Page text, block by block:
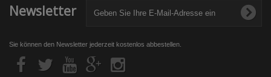
Newsletter
Sie können den Newsletter jederzeit kostenlos abbestellen.